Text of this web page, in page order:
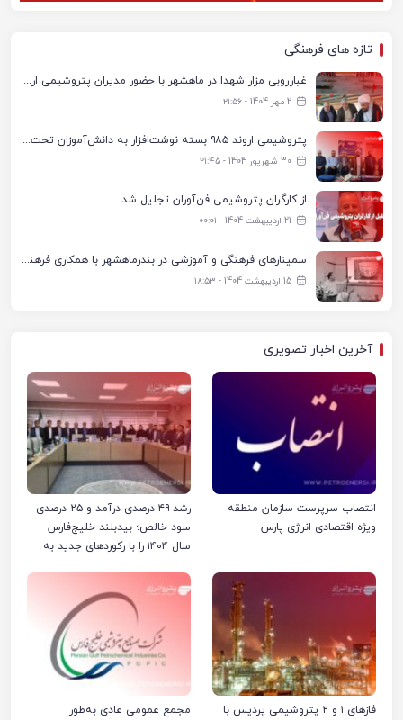
تازه های فرهنگی
غبارروبی مزار شهدا در ماهشهر با حضور مدیران پتروشیمی اروند و مسئولان شهری
2 مهر 1404 - ۲۱:۵۶
پتروشیمی اروند ۹۸۵ بسته نوشت‌افزار به دانش‌آموزان تحت پوشش کمیته امداد بندرماهشهر اهدا کرد
30 شهریور 1404 - ۲۱:۴۵
از کارگران پتروشیمی فن‌آوران تجلیل شد
21 اردیبهشت 1404 - ۰۰:۰۱
سمینارهای فرهنگی و آموزشی در بندرماهشهر با همکاری فرهنگ‌سرای پتروشیمی مارون
15 اردیبهشت 1404 - ۱۸:۵۳
آخرین اخبار تصویری
انتصاب سرپرست سازمان منطقه
ویژه اقتصادی انرژی پارس
رشد ۴۹ درصدی درآمد و ۲۵ درصدی
سود خالص؛ بیدبلند خلیج‌فارس
سال ۱۴۰۴ را با رکوردهای جدید به
فازهای ۱ و ۲ پتروشیمی پردیس با
مجمع عمومی عادی به‌طور